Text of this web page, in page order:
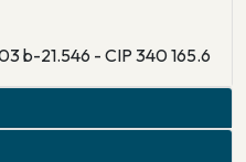
b-21.546 - CIP 340 165.6